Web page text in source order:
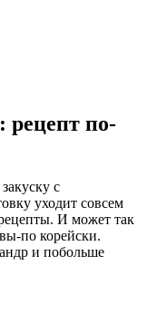
рецепт по-
с
уходит совсем
И может так
по корейски.
и побольше